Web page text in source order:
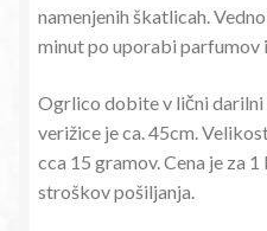
namenjenih škatlicah.
minut po uporabi parfumov
Ogrlico dobite v lični
verižice je ca. 45cm.
cca 15 gramov. Cena je za
stroškov pošiljanja.